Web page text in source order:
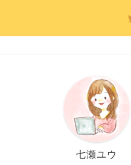
七瀬ユウ